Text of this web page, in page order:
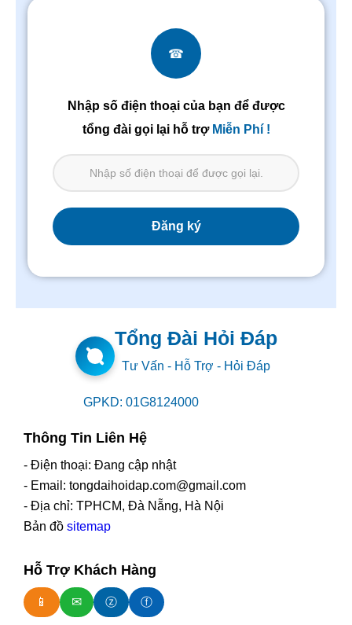
☎
Nhập số điện thoại của bạn để được
tổng đài gọi lại hỗ trợ Miễn Phí !
Tổng Đài Hỏi Đáp
Tư Vấn - Hỗ Trợ - Hỏi Đáp
GPKD: 01G8124000
Thông Tin Liên Hệ
- Điện thoại: Đang cập nhật
- Email: tongdaihoidap.com@gmail.com
- Địa chỉ: TPHCM, Đà Nẵng, Hà Nội
Bản đồ sitemap
Hỗ Trợ Khách Hàng
📱 ✉ ⓩ ⓕ